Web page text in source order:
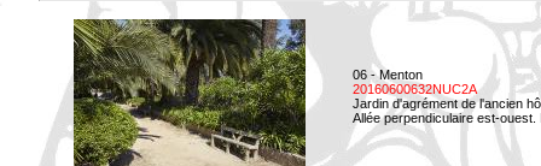
06 - Menton
20160600632NUC2A
Jardin d'agrément de l'ancien
Allée perpendiculaire est-ouest.